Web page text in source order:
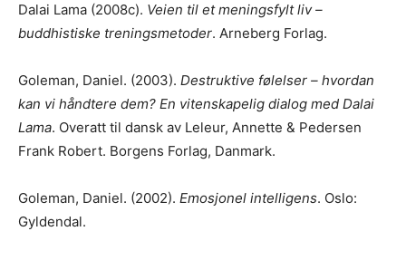
Dalai Lama (2008c). Veien til et meningsfylt liv –
buddhistiske treningsmetoder. Arneberg Forlag.
Goleman, Daniel. (2003). Destruktive følelser – hvordan
kan vi håndtere dem? En vitenskapelig dialog med Dalai
Lama. Overatt til dansk av Leleur, Annette & Pedersen
Frank Robert. Borgens Forlag, Danmark.
Goleman, Daniel. (2002). Emosjonel intelligens. Oslo:
Gyldendal.